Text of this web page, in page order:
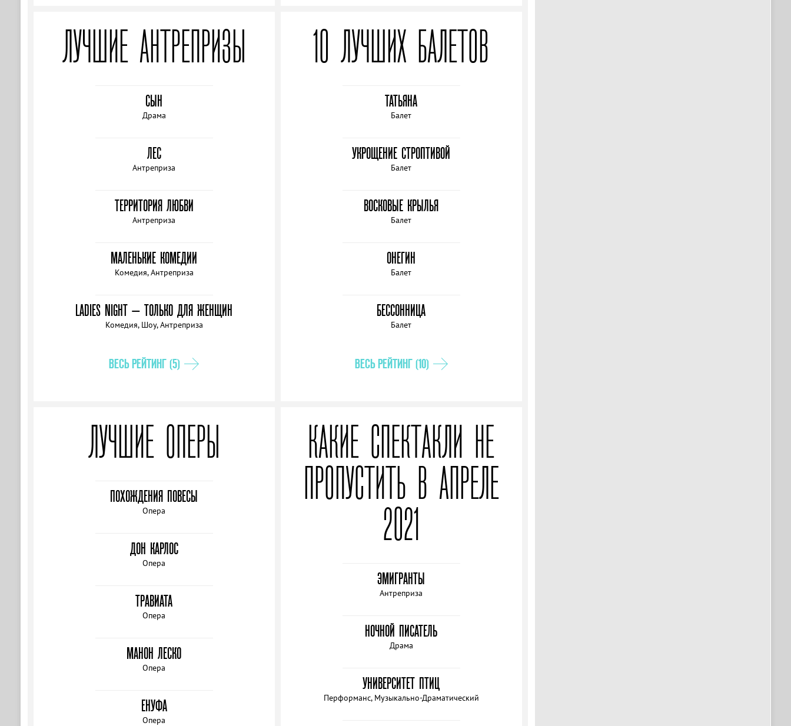
ЛУЧШИЕ АНТРЕПРИЗЫ
СЫН
Драма
ЛЕС
Антреприза
ТЕРРИТОРИЯ ЛЮБВИ
Антреприза
МАЛЕНЬКИЕ КОМЕДИИ
Комедия, Антреприза
LADIES NIGHT — ТОЛЬКО ДЛЯ ЖЕНЩИН
Комедия, Шоу, Антреприза
ВЕСЬ РЕЙТИНГ (5)
10 ЛУЧШИХ БАЛЕТОВ
ТАТЬЯНА
Балет
УКРОЩЕНИЕ СТРОПТИВОЙ
Балет
ВОСКОВЫЕ КРЫЛЬЯ
Балет
ОНЕГИН
Балет
БЕССОННИЦА
Балет
ВЕСЬ РЕЙТИНГ (10)
ЛУЧШИЕ ОПЕРЫ
ПОХОЖДЕНИЯ ПОВЕСЫ
Опера
ДОН КАРЛОС
Опера
ТРАВИАТА
Опера
МАНОН ЛЕСКО
Опера
ЕНУФА
Опера
КАКИЕ СПЕКТАКЛИ НЕ
ПРОПУСТИТЬ В АПРЕЛЕ
2021
ЭМИГРАНТЫ
Антреприза
НОЧНОЙ ПИСАТЕЛЬ
Драма
УНИВЕРСИТЕТ ПТИЦ
Перформанс, Музыкально-Драматический